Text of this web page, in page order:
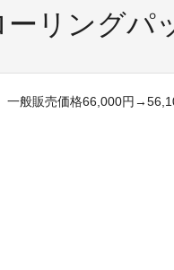
ーリングパ
一般販売価格66,000円